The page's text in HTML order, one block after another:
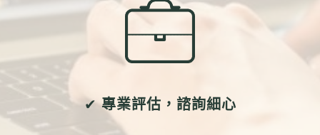
✔專業評估，諮詢細心